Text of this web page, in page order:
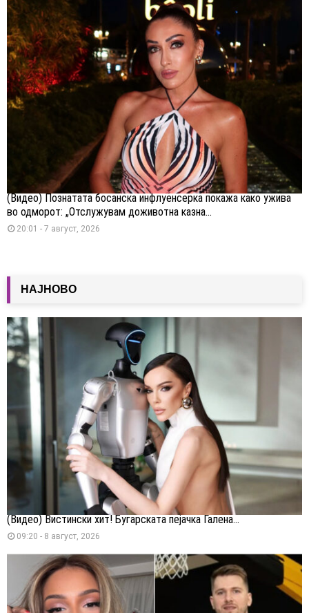
(Видео) Познатата босанска инфлуенсерка покажа како ужива
во одморот: „Отслужувам доживотна казна...
20:01 - 7 август, 2026
НАЈНОВО
(Видео) Вистински хит! Бугарската пејачка Галена...
09:20 - 8 август, 2026